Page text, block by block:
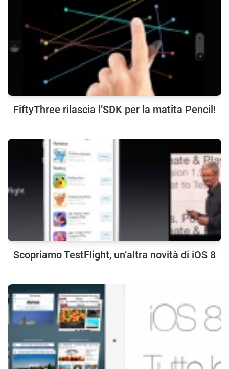
FiftyThree rilascia l’SDK per la matita Pencil!
Scopriamo TestFlight, un’altra novità di iOS 8